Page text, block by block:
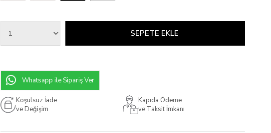
Whatsapp ile Sipariş Ver
Koşulsuz İade
ve Değişim
Kapıda Ödeme
ve Taksit İmkanı